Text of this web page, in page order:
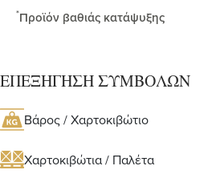
*Προϊόν βαθιάς κατάψυξης
ΕΠΕΞΗΓΗΣΗ ΣΥΜΒΟΛΩΝ
Βάρος / Χαρτοκιβώτιο
Χαρτοκιβώτια / Παλέτα